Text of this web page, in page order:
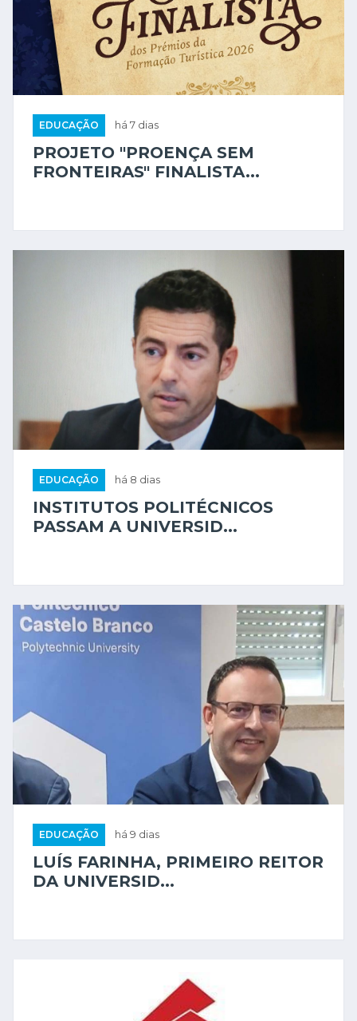
EDUCAÇÃO há 7 dias
PROJETO "PROENÇA SEM
FRONTEIRAS" FINALISTA...
EDUCAÇÃO há 8 dias
INSTITUTOS POLITÉCNICOS
PASSAM A UNIVERSID...
EDUCAÇÃO há 9 dias
LUÍS FARINHA, PRIMEIRO REITOR
DA UNIVERSID...